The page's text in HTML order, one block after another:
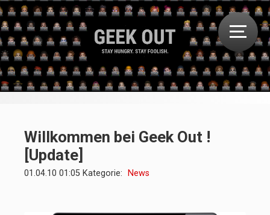
Willkommen bei Geek Out !
[Update]
01.04.10 01:05 Kategorie: News